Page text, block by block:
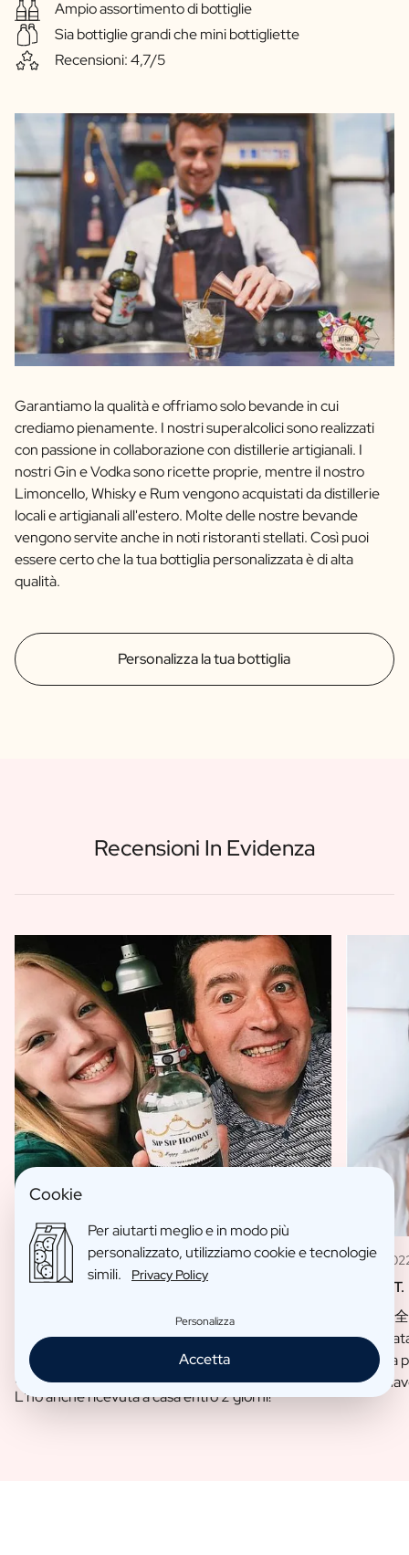
FAQ
Contatti
Ampio assortimento di bottiglie
Sia bottiglie grandi che mini bottigliette
Recensioni: 4,7/5
Personalizza la tua bottiglia
Garantiamo la qualità e offriamo solo bevande in cui
crediamo pienamente. I nostri superalcolici sono realizzati
con passione in collaborazione con distillerie artigianali. I
nostri Gin e Vodka sono ricette proprie, mentre il nostro
Limoncello, Whisky e Rum vengono acquistati da distillerie
locali e artigianali all'estero. Molte delle nostre bevande
vengono servite anche in noti ristoranti stellati. Così puoi
essere certo che la tua bottiglia personalizzata è di alta
qualità.
Recensioni In Evidenza
09 Jan 2023
Era il compleanno di mio papà e ho cercato a lungo
un bel prodotto. Con questa bottiglia di gin
personalizzata ho trovato subito il regalo perfetto.
L'ho anche ricevuta a casa entro 2 giorni!
11 May
Louise T.
Sono完
ricevuta
must-
Cookie
Per aiutarti meglio e in modo più
personalizzato, utilizziamo cookie e tecnologie
simili.
Privacy Policy
Personalizza
Accetta